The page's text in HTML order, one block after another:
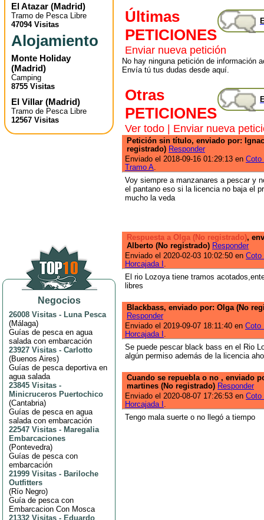
El Atazar (Madrid)
Tramo de Pesca Libre
47094 Visitas
Alojamiento
Monte Holiday
(Madrid)
Camping
8755 Visitas
El Villar (Madrid)
Tramo de Pesca Libre
12567 Visitas
Negocios
26008 Visitas - Luna Pesca
(Málaga)
Guías de pesca en agua
salada con embarcación
23927 Visitas - Carlotto
(Buenos Aires)
Guías de pesca deportiva en
agua salada
23845 Visitas -
Minicruceros Puertochico
(Cantabria)
Guías de pesca en agua
salada con embarcación
22547 Visitas - Maregalia
Embarcaciones
(Pontevedra)
Guías de pesca con
embarcación
21999 Visitas - Bariloche
Outfitters
(Río Negro)
Guía de pesca con
Embarcacion Con Mosca
21332 Visitas - Eduardo
Últimas
PETICIONES
Enviar nueva petición
No hay ninguna petición de información
Envía tú tus dudas desde aquí.
Otras
PETICIONES
Ver todo | Enviar nueva
Petición sin título, enviado por:
registrado) Responder
Enviado el 2018-09-16 01:29:13 en Coto
Tramo A
Voy siempre a manzanares a pescar y
el pantano eso si la licencia no baja el
mucho la veda
Respuesta a Olga (No registrado),
Alberto (No registrado) Responder
Enviado el 2020-02-03 10:02:50 en Coto
Horcajada I
El rio Lozoya tiene tramos
libres
Blackbass, enviado por: Olga (No
Responder
Enviado el 2019-09-07 18:11:40 en Coto
Horcajada I
Se puede pescar black bass en el Rio
algún permiso además de la licencia
Cuando se repuebla o no , enviado
martines (No registrado) Responder
Enviado el 2020-08-07 17:26:53 en Coto
Horcajada I
Tengo mala suerte o no llegó a tiempo